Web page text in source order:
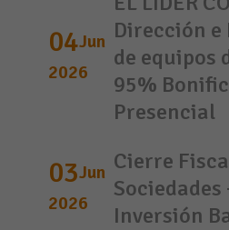
04Jun
2026
Dirección
de equipos
95%
Presencial
03Jun
2026
Cierre
Sociedades
Inversión